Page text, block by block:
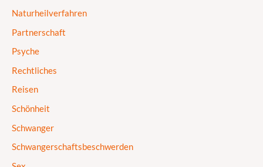
Naturheilverfahren
Partnerschaft
Psyche
Rechtliches
Reisen
Schönheit
Schwanger
Schwangerschaftsbeschwerden